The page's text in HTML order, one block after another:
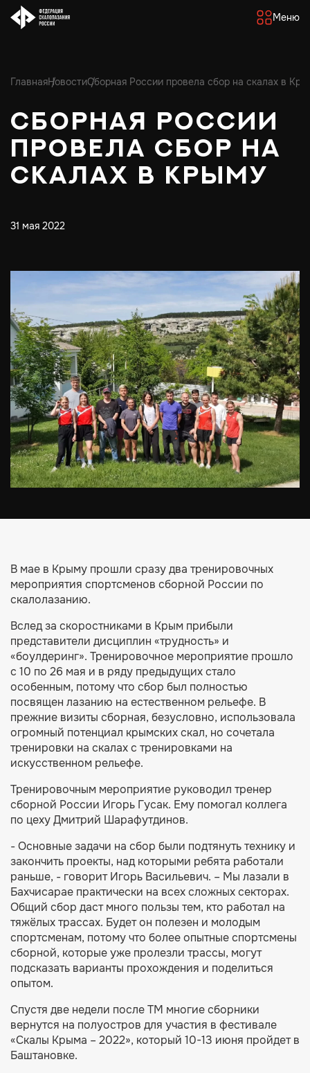
Меню
ГлавнаяНовостиСборная России провела сбор на скалах в
Сборная России
провела сбор на
скалах в Крыму
31 мая 2022
В мае в Крыму прошли сразу два тренировочных
мероприятия спортсменов сборной России по
скалолазанию.
Вслед за скоростниками в Крым прибыли
представители дисциплин «трудность» и
«боулдеринг». Тренировочное мероприятие прошло
с 10 по 26 мая и в ряду предыдущих стало
особенным, потому что сбор был полностью
посвящен лазанию на естественном рельефе. В
прежние визиты сборная, безусловно, использовала
огромный потенциал крымских скал, но сочетала
тренировки на скалах с тренировками на
искусственном рельефе.
Тренировочным мероприятие руководил тренер
сборной России Игорь Гусак. Ему помогал коллега
по цеху Дмитрий Шарафутдинов.
- Основные задачи на сбор были подтянуть технику и
закончить проекты, над которыми ребята работали
раньше, - говорит Игорь Васильевич. – Мы лазали в
Бахчисарае практически на всех сложных секторах.
Общий сбор даст много пользы тем, кто работал на
тяжёлых трассах. Будет он полезен и молодым
спортсменам, потому что более опытные спортсмены
сборной, которые уже пролезли трассы, могут
подсказать варианты прохождения и поделиться
опытом.
Спустя две недели после ТМ многие сборники
вернутся на полуостров для участия в фестивале
«Скалы Крыма – 2022», который 10-13 июня пройдет в
Баштановке.